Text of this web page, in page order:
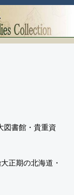
図書館・貴重資
正期の北海道・